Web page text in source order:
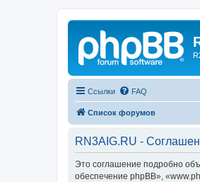
Ссылки FAQ
Список форумов
RN3AIG.RU -
Это соглашение подробно
обеспечение phpBB»,